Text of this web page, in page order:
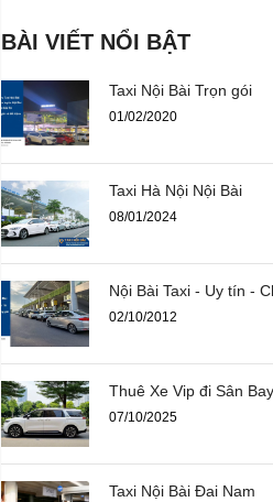
BÀI VIẾT NỔI BẬT
Taxi Nội Bài Trọn gói
01/02/2020
Taxi Hà Nội Nội Bài
08/01/2024
Nội Bài Taxi - Uy tín -
02/10/2012
Thuê Xe Vip đi Sân
07/10/2025
Taxi Nội Bài Đai Nam